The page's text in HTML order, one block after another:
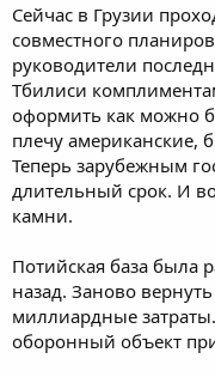
Сейчас в Грузии
совместного
руководители
Тбилиси
оформить как можно
плечу американские,
Теперь зарубежным
длительный срок. И
камни.
Потийская база была
назад. Заново
миллиардные
оборонный объект